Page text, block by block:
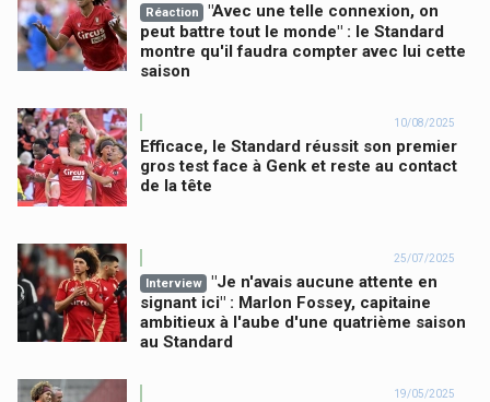
Réaction
"Avec une telle connexion, on
peut battre tout le monde" : le Standard
montre qu'il faudra compter avec lui cette
saison
10/08/2025
Efficace, le Standard réussit son premier
gros test face à Genk et reste au contact
de la tête
25/07/2025
Interview
"Je n'avais aucune attente en
signant ici" : Marlon Fossey, capitaine
ambitieux à l'aube d'une quatrième saison
au Standard
19/05/2025